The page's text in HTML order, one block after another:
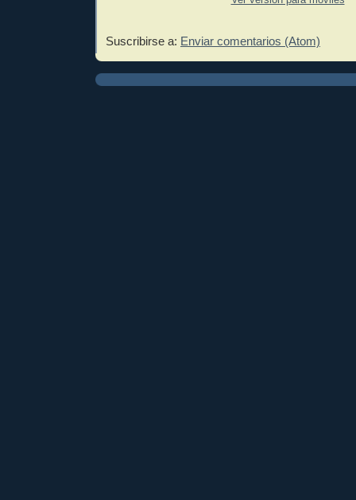
Suscribirse a: Enviar comentarios (Atom)